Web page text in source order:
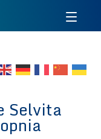
Selvita